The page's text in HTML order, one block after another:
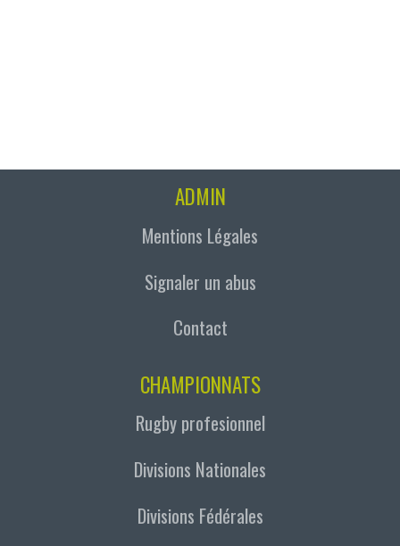
ADMIN
Mentions Légales
Signaler un abus
Contact
CHAMPIONNATS
Rugby profesionnel
Divisions Nationales
Divisions Fédérales